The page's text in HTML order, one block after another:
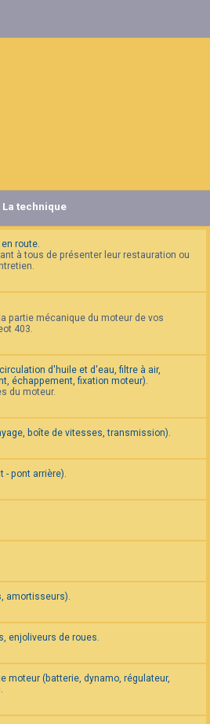
La technique
route.
à tous de présenter leur restauration ou
partie mécanique du moteur de vos
403.
d'huile et d'eau, filtre à air,
échappement, fixation moteur).
du moteur.
boîte de vitesses, transmission).
- pont arrière).
amortisseurs).
enjoliveurs de roues.
moteur (batterie, dynamo, régulateur,